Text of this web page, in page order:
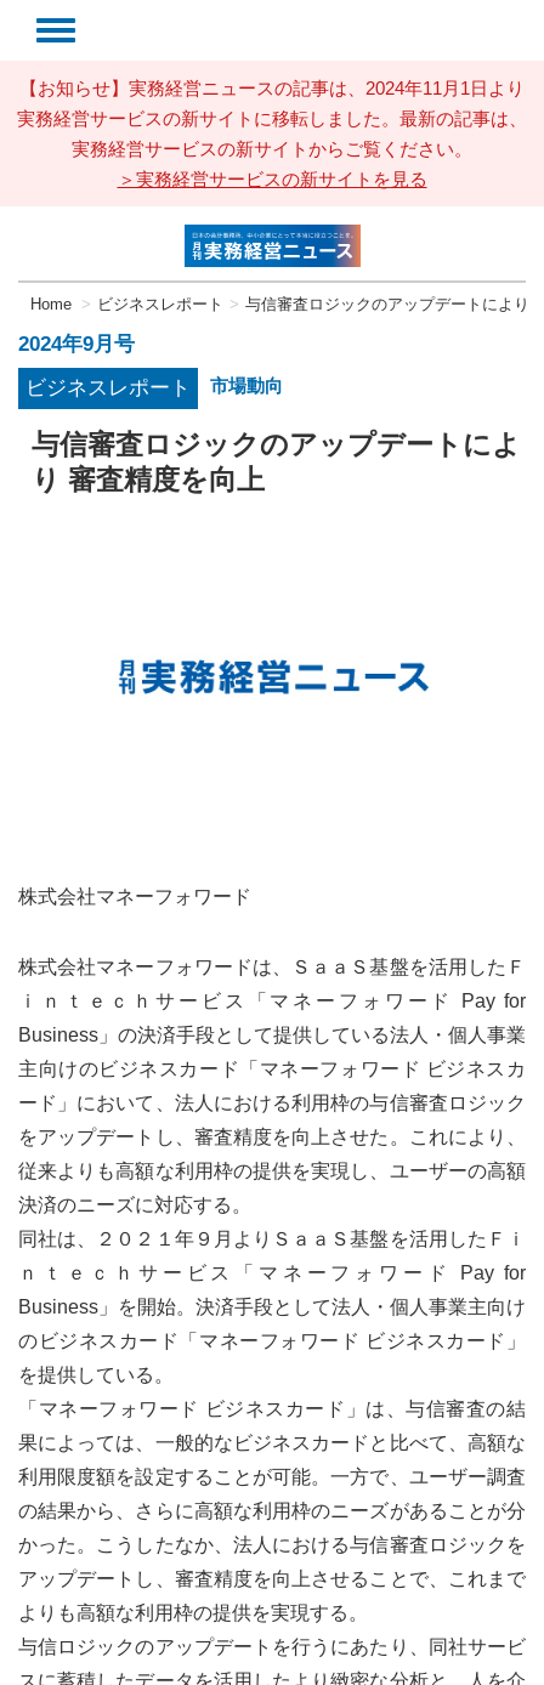
【お知らせ】実務経営ニュースの記事は、2024年11月1日より
実務経営サービスの新サイトに移転しました。最新の記事は、
実務経営サービスの新サイトからご覧ください。
＞実務経営サービスの新サイトを見る
Home ビジネスレポート 与信審査ロジックのアップデートにより
2024年9月号
ビジネスレポート
市場動向
与信審査ロジックのアップデートによ
り 審査精度を向上
株式会社マネーフォワード
株式会社マネーフォワードは、ＳａａＳ基盤を活用したＦ
ｉｎｔｅｃｈサービス「マネーフォワード Pay for
Business」の決済手段として提供している法人・個人事業
主向けのビジネスカード「マネーフォワード ビジネスカ
ード」において、法人における利用枠の与信審査ロジック
をアップデートし、審査精度を向上させた。これにより、
従来よりも高額な利用枠の提供を実現し、ユーザーの高額
決済のニーズに対応する。
同社は、２０２１年９月よりＳａａＳ基盤を活用したＦｉ
ｎｔｅｃｈサービス「マネーフォワード Pay for
Business」を開始。決済手段として法人・個人事業主向け
のビジネスカード「マネーフォワード ビジネスカード」
を提供している。
「マネーフォワード ビジネスカード」は、与信審査の結
果によっては、一般的なビジネスカードと比べて、高額な
利用限度額を設定することが可能。一方で、ユーザー調査
の結果から、さらに高額な利用枠のニーズがあることが分
かった。こうしたなか、法人における与信審査ロジックを
アップデートし、審査精度を向上させることで、これまで
よりも高額な利用枠の提供を実現する。
与信ロジックのアップデートを行うにあたり、同社サービ
スに蓄積したデータを活用したより緻密な分析と、人を介